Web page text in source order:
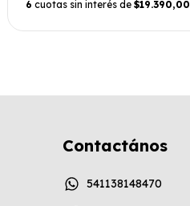
6 cuotas sin interés de $19.390,00
Contactános
541138148470